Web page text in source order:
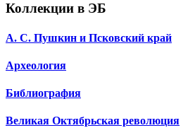
Коллекции в ЭБ
А. С. Пушкин и Псковский край
Археология
Библиография
Великая Октябрьская революция